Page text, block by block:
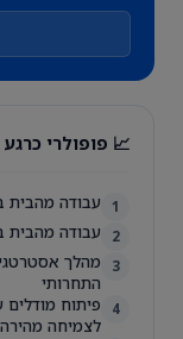
📈 פופולרי כרגע
1 עבודה מהבית
2 עבודה מהבית
3
מהלך
התחרותי
4
פיתוח
לצמיחה מהירה